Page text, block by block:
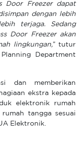
Door Freezer dapat
dengan lebih
terjaga. Sedang
Door Freezer akan
lingkungan,” tutur
Department
dan memberikan
ekstra kepada
elektronik rumah
tangga sesuai
Elektronik.